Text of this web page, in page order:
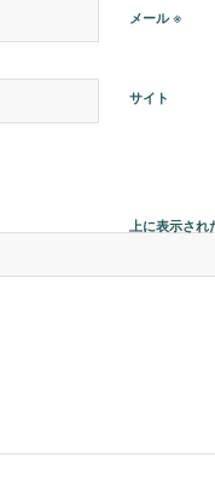
メール※
サイト
上に表示され